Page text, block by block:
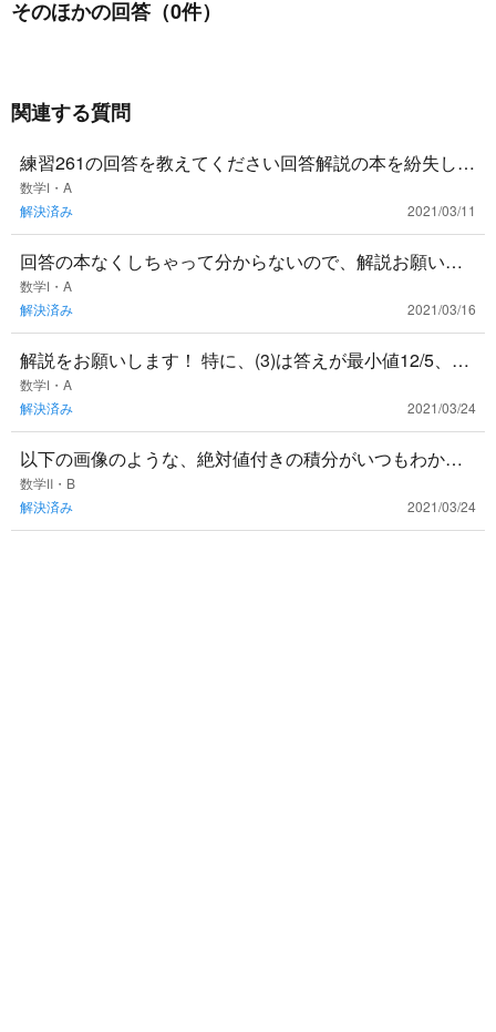
そのほかの回答（0件）
関連する質問
練習261の回答を教えてください回答解説の本を紛失して
しまいました・・・
数学Ⅰ・A
解決済み
2021/03/11
回答の本なくしちゃって分からないので、解説お願いし
ます。
数学Ⅰ・A
解決済み
2021/03/16
解説をお願いします！ 特に、(3)は答えが最小値12/5、最
大値4と言うのはわかるのですが、そこまでどのようにた
どり着く
数学Ⅰ・A
解決済み
2021/03/24
以下の画像のような、絶対値付きの積分がいつもわから
なくなってしまいます この問題の回答解説と、解くさい
のコツなどあれば教
数学Ⅱ・B
解決済み
2021/03/24